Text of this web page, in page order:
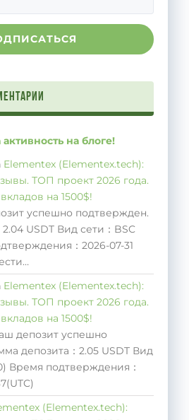
на блоге!
Elementex (Elementex.tech):
ТОП проект 2026 года.
на 1500$!
успешно подтвержден.
USDT Вид сети：BSC
：2026-07-31
Elementex (Elementex.tech):
ТОП проект 2026 года.
на 1500$!
депозит успешно
депозита：2.05 USDT Вид
Время подтверждения：
(Elementex.tech):